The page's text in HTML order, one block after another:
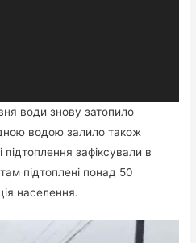
води знову затопило
водою залило також
зафіксували в
підтоплені понад 50
населення.